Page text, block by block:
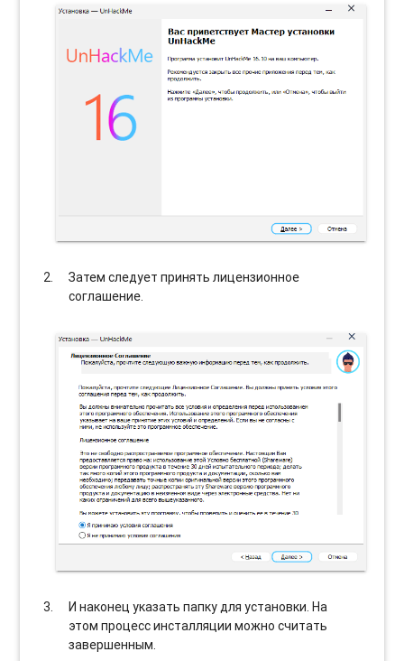
Затем следует принять лицензионное
соглашение.
И наконец указать папку для установки. На
этом процесс инсталляции можно считать
завершенным.